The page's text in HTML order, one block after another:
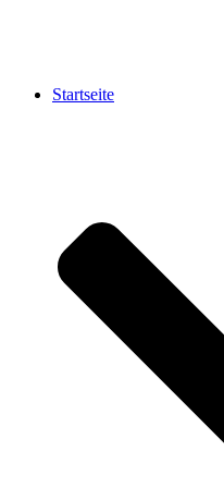
Startseite